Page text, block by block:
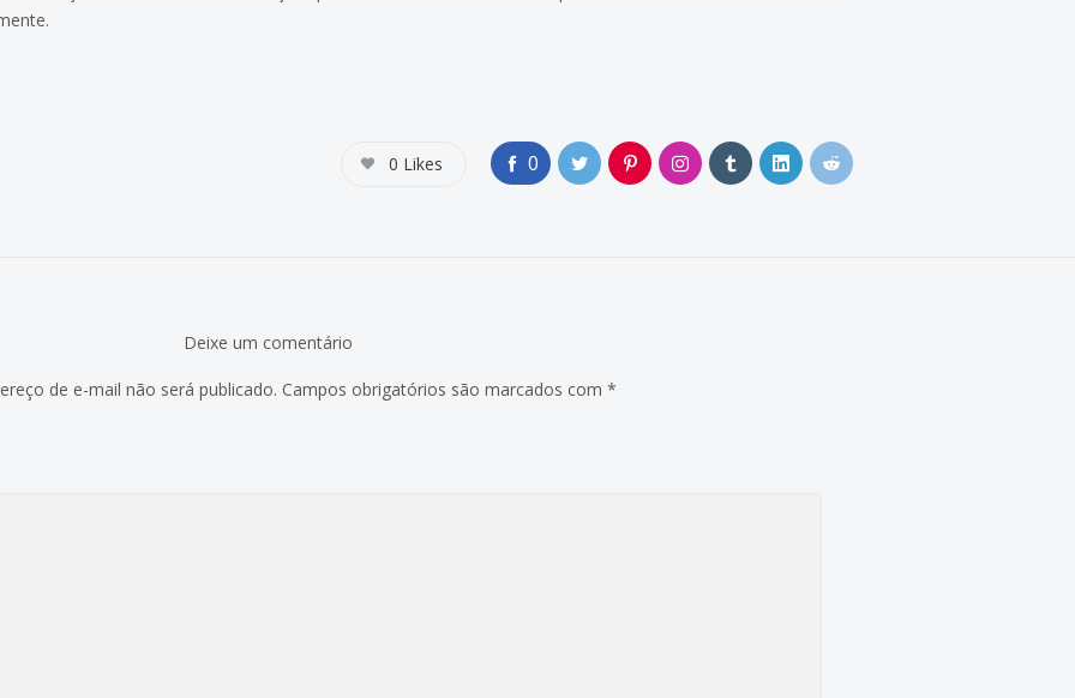
0
0 Likes
Deixe um comentário
de e-mail não será publicado. Campos obrigatórios são marcados com *